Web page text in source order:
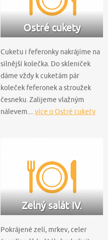
Ostré cukety
Cuketu i feferonky nakrájíme na
silnější kolečka. Do skleniček
dáme vždy k cuketám pár
koleček feferonek a stroužek
česneku. Zalijeme vlažným
nálevem....více o Ostré cukety
Zelný salát IV.
Pokrájené zelí, mrkev, celer